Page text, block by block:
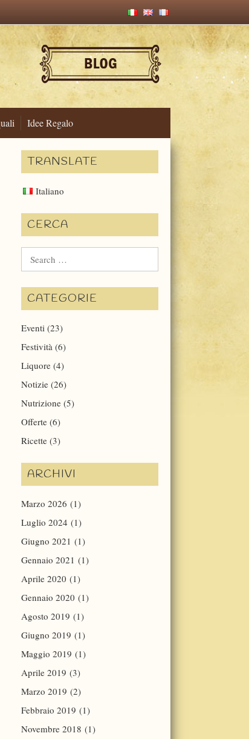
Idee Regalo
TRANSLATE
Italiano
CERCA
for:
CATEGORIE
Eventi (23)
Festività (6)
Liquore (4)
Notizie (26)
Nutrizione (5)
Offerte (6)
Ricette (3)
ARCHIVI
Marzo 2026 (1)
Luglio 2024 (1)
Giugno 2021 (1)
Gennaio 2021 (1)
Aprile 2020 (1)
Gennaio 2020 (1)
Agosto 2019 (1)
Giugno 2019 (1)
Maggio 2019 (1)
Aprile 2019 (3)
Marzo 2019 (2)
Febbraio 2019 (1)
Novembre 2018 (1)